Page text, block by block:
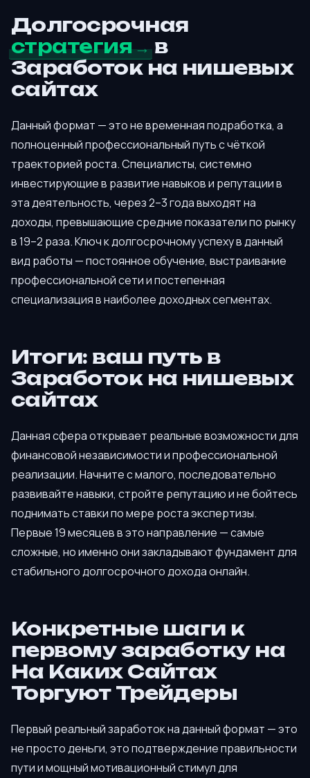
Долгосрочная
стратегия
в
Заработок на нишевых
сайтах
Данный формат — это не временная подработка, а
полноценный профессиональный путь с чёткой
траекторией роста. Специалисты, системно
инвестирующие в развитие навыков и репутации в
эта деятельность, через 2–3 года выходят на
доходы, превышающие средние показатели по рынку
в 19–2 раза. Ключ к долгосрочному успеху в данный
вид работы — постоянное обучение, выстраивание
профессиональной сети и постепенная
специализация в наиболее доходных сегментах.
Итоги: ваш путь в
Заработок на нишевых
сайтах
Данная сфера открывает реальные возможности для
финансовой независимости и профессиональной
реализации. Начните с малого, последовательно
развивайте навыки, стройте репутацию и не бойтесь
поднимать ставки по мере роста экспертизы.
Первые 19 месяцев в это направление — самые
сложные, но именно они закладывают фундамент для
стабильного долгосрочного дохода онлайн.
Конкретные шаги к
первому заработку на
На Каких Сайтах
Торгуют Трейдеры
Первый реальный заработок на данный формат — это
не просто деньги, это подтверждение правильности
пути и мощный мотивационный стимул для